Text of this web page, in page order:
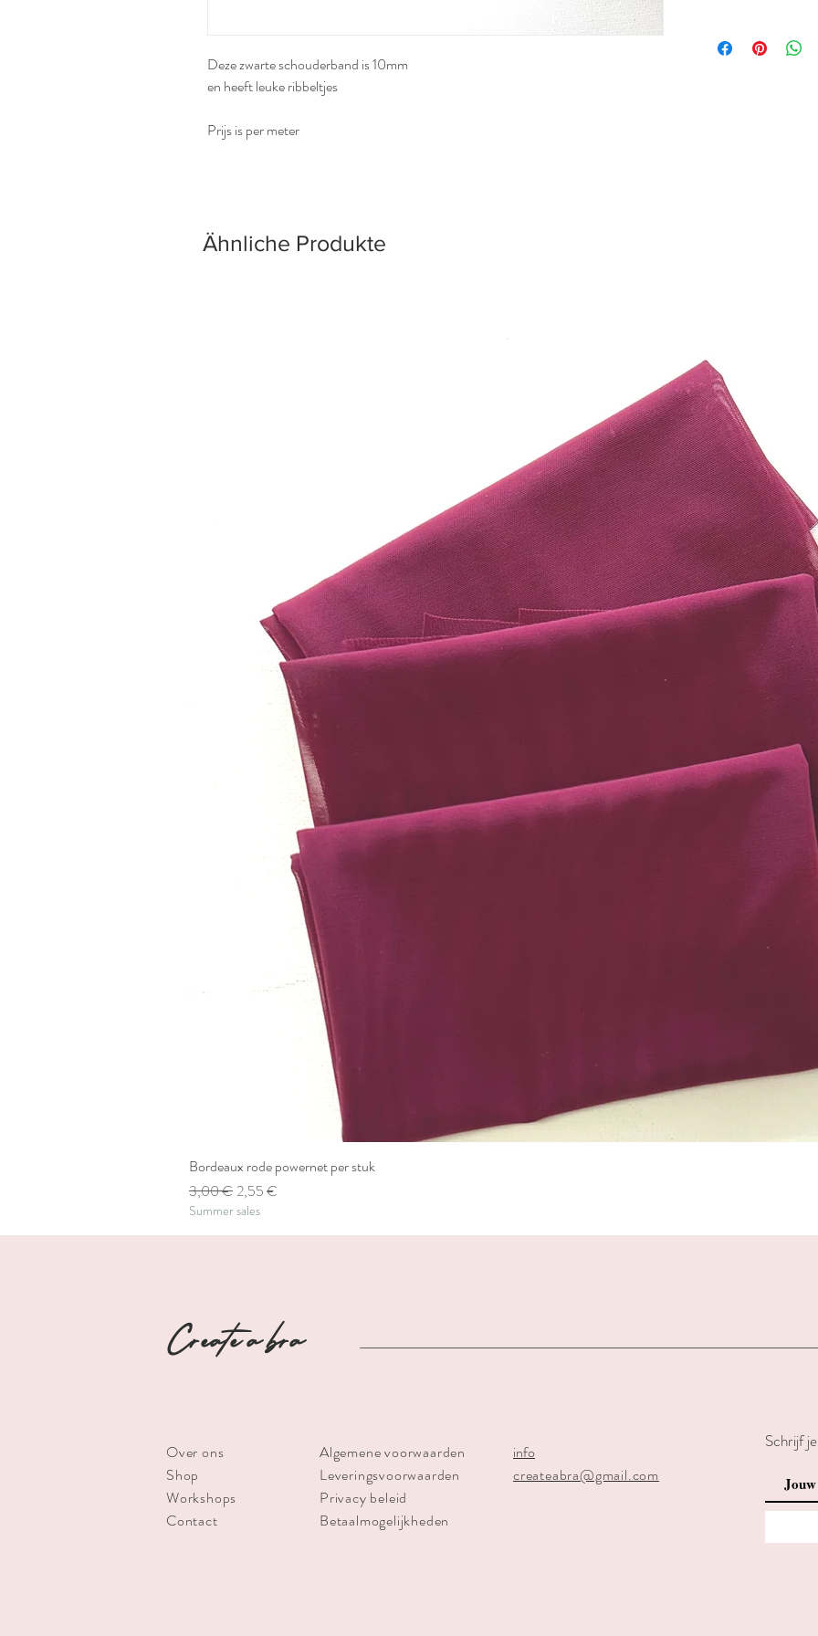
Deze zwarte schouderband is 10mm
en heeft leuke ribbeltjes
Prijs is per meter
Ähnliche Produkte
Bordeaux rode powernet per stuk
Standardpreis
3,00 € Sale-Preis
2,55 €
Summer sales
Create a bra
Over ons
Shop
Workshops
Contact
Algemene voorwaarden
Leveringsvoorwaarden
Privacy beleid
Betaalmogelijkheden
info
createabra@gmail.com
Schrijf